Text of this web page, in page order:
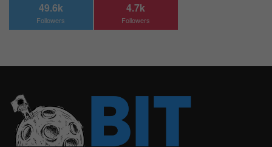
49.6k
Followers
4.7k
Followers